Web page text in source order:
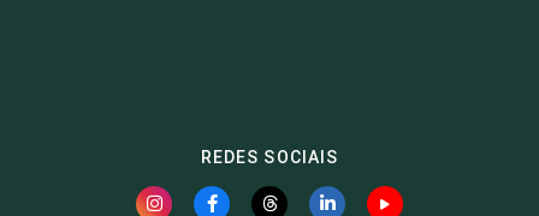
REDES SOCIAIS